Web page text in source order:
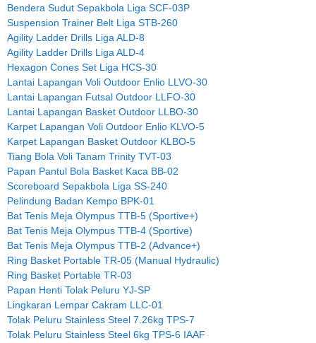
Bendera Sudut Sepakbola Liga SCF-03P
Suspension Trainer Belt Liga STB-260
Agility Ladder Drills Liga ALD-8
Agility Ladder Drills Liga ALD-4
Hexagon Cones Set Liga HCS-30
Lantai Lapangan Voli Outdoor Enlio LLVO-30
Lantai Lapangan Futsal Outdoor LLFO-30
Lantai Lapangan Basket Outdoor LLBO-30
Karpet Lapangan Voli Outdoor Enlio KLVO-5
Karpet Lapangan Basket Outdoor KLBO-5
Tiang Bola Voli Tanam Trinity TVT-03
Papan Pantul Bola Basket Kaca BB-02
Scoreboard Sepakbola Liga SS-240
Pelindung Badan Kempo BPK-01
Bat Tenis Meja Olympus TTB-5 (Sportive+)
Bat Tenis Meja Olympus TTB-4 (Sportive)
Bat Tenis Meja Olympus TTB-2 (Advance+)
Ring Basket Portable TR-05 (Manual Hydraulic)
Ring Basket Portable TR-03
Papan Henti Tolak Peluru YJ-SP
Lingkaran Lempar Cakram LLC-01
Tolak Peluru Stainless Steel 7.26kg TPS-7
Tolak Peluru Stainless Steel 6kg TPS-6 IAAF